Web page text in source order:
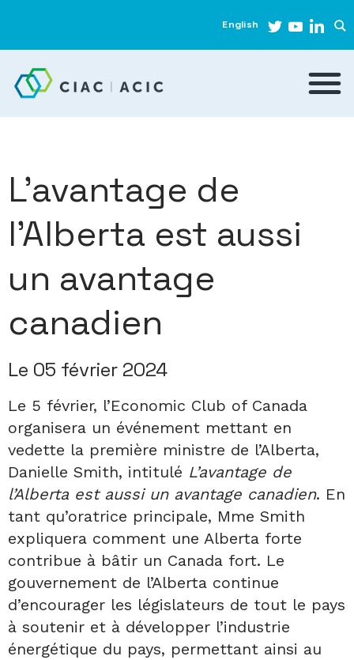
English
L’avantage de
l’Alberta est aussi
un avantage
canadien
Le 05 février 2024
Le 5 février, l’Economic Club of Canada
organisera un événement mettant en
vedette la première ministre de l’Alberta,
Danielle Smith, intitulé L’avantage de
l’Alberta est aussi un avantage canadien. En
tant qu’oratrice principale, Mme Smith
expliquera comment une Alberta forte
contribue à bâtir un Canada fort. Le
gouvernement de l’Alberta continue
d’encourager les législateurs de tout le pays
à soutenir et à développer l’industrie
énergétique du pays, permettant ainsi au